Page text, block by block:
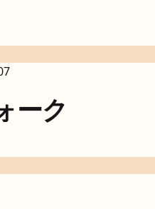
ーク